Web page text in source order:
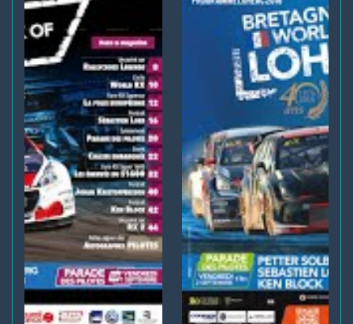
+1
voir sur Facebook · Partager
34 14 5
Loheac RX